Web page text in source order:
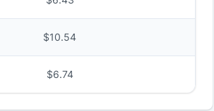
$10.54
$6.74